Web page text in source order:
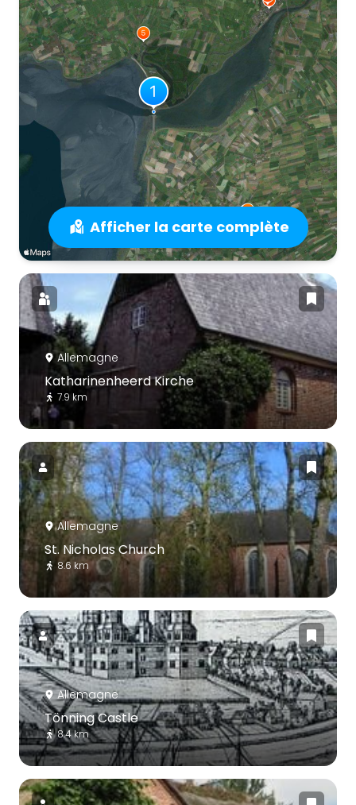
Afficher la carte complète
Allemagne
Katharinenheerd Kirche
7.9 km
Allemagne
St. Nicholas Church
8.6 km
Allemagne
Tönning Castle
8.4 km